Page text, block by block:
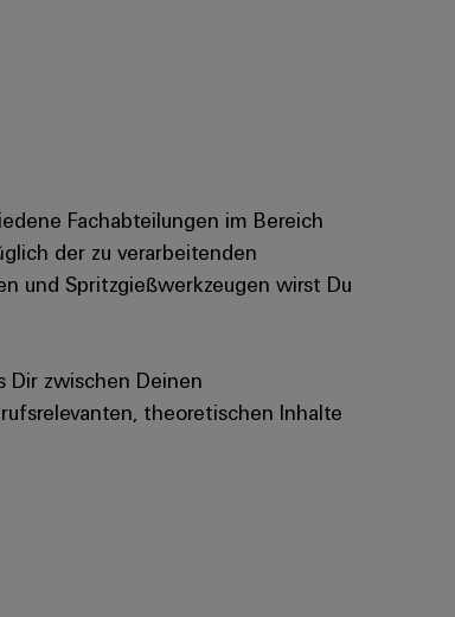
Fachabteilungen im Bereich
der zu verarbeitenden
und Spritzgießwerkzeugen wirst Du
Dir zwischen Deinen
theoretischen Inhalte